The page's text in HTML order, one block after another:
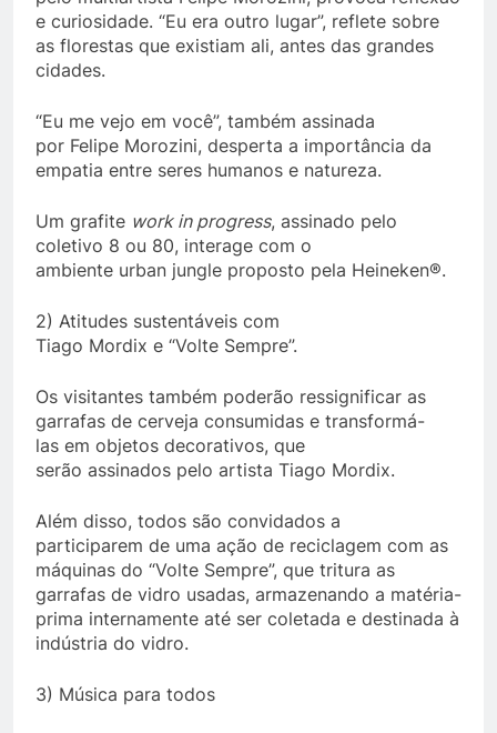
e curiosidade. “Eu era outro lugar”, reflete sobre
as florestas que existiam ali, antes das grandes
cidades.
“Eu me vejo em você”, também assinada
por Felipe Morozini, desperta a importância da
empatia entre seres humanos e natureza.
Um grafite workin progress, assinado pelo
coletivo 8 ou 80, interage com o
ambiente urban jungle proposto pela Heineken®.
2) Atitudes sustentáveis com
Tiago Mordix e “Volte Sempre”.
Os visitantes também poderão ressignificar as
garrafas de cerveja consumidas e transformá-
las em objetos decorativos, que
serão assinados pelo artista Tiago Mordix.
Além disso, todos são convidados a
participarem de uma ação de reciclagem com as
máquinas do “Volte Sempre”, que tritura as
garrafas de vidro usadas, armazenando a matéria-
prima internamente até ser coletada e destinada à
indústria do vidro.
3) Música para todos